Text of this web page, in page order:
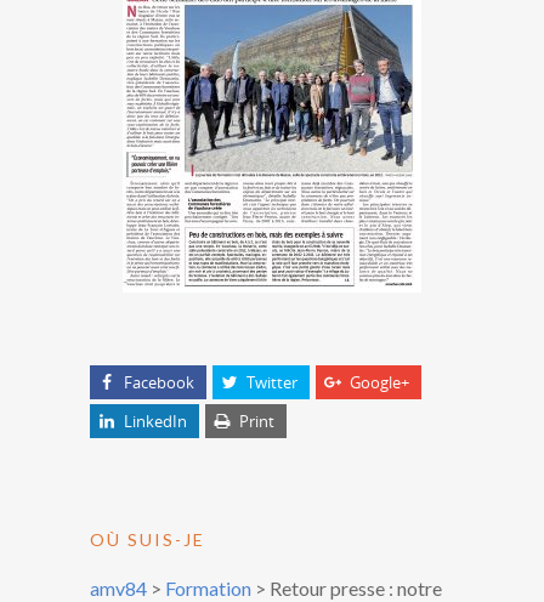
Facebook Twitter
Google+
LinkedIn
Print
OÙ SUIS-JE
amv84 > Formation > Retour presse : notre